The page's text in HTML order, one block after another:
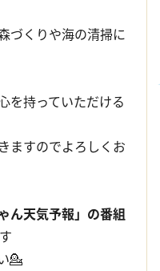
づくりや海の清掃に
を持っていただける
ますのでよろしくお
ん天気予報」の番組
💁